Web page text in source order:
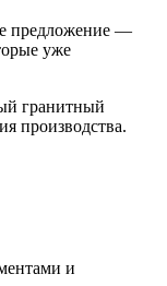
предложение —
уже
гранитный
производства.
и